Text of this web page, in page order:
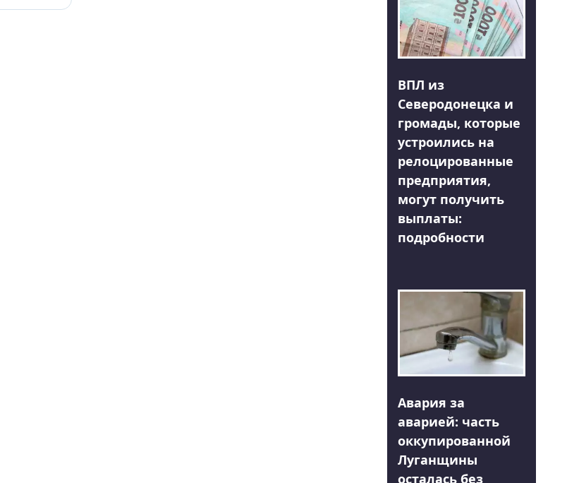
ВПЛ из
Северодонецка и
громады, которые
устроились на
релоцированные
предприятия,
могут получить
выплаты:
подробности
Авария за
аварией: часть
оккупированной
Луганщины
осталась без